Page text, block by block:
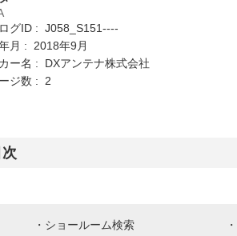
グID : J058_S151----
月 : 2018年9月
ー名 : DXアンテナ株式会社
ジ数 : 2
次
ショールーム検索